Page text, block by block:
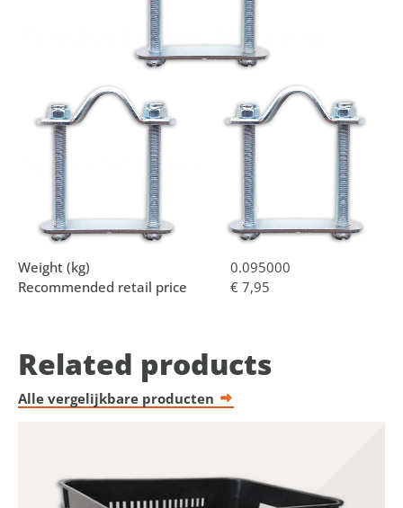
Product­omschrijving
With this mounting set from Lynx you can quick and easy
attach a bicycle crate on the rear and/or front carrier of the
bicycle.
Specificaties
Art.no.
610899.3
EAN code
8714868036195
Brand
Lynx
Additional info
Set of 3.
Weight (kg)
0.095000
Recommended retail price
€ 7,95
Related products
Alle vergelijkbare producten